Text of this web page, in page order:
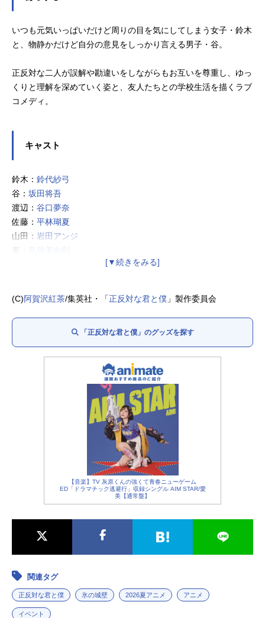
いつも元気いっぱいだけど周りの目を気にしてしまう女子・鈴木
と、物静かだけど自分の意見をしっかり言える男子・谷。
正反対な二人が誤解や勘違いをしながらもお互いを尊重し、ゆっ
くりと理解を深めていく姿と、友人たちとの学校生活を描くラブ
コメディ。
キャスト
鈴木： 鈴代紗弓
谷： 坂田将吾
渡辺： 谷口夢奈
佐藤： 平林瑚夏
山田： 岩田アンジ
本田：
楠木ともり
(C)阿賀沢紅茶/集英社・「正反対な君と僕 」製作委員会
「正反対な君と僕」のグッズを探す
【音楽】TV 灰原くんの強くて青春ニューゲーム
ED「ドラマチック逃避行」収録シングル AIM STAR/愛
美【通常盤】
関連タグ
正反対な君と僕 氷の城壁 2026夏アニメ アニメ
イベント